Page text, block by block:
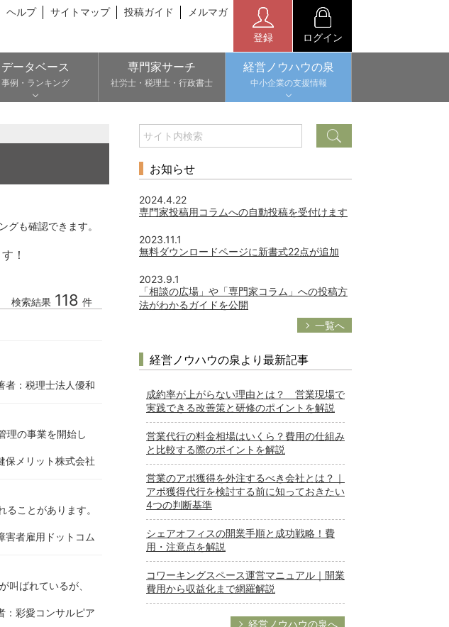
ヘルプ サイトマップ 投稿ガイド メルマガ
登録 ログイン
データベース
事例・ランキング
専門家サーチ
社労士・税理士・行政書士
経営ノウハウの泉
中小企業の支援情報
も確認できます。
！
検索結果 118 件
者：税理士法人優和
理の事業を開始し
保メリット株式会社
ことがあります。
害者雇用ドットコム
叫ばれているが、
：彩愛コンサルピア
お知らせ
2024.4.22
専門家投稿用コラムへの自動投稿を受付けます
2023.11.1
無料ダウンロードページに新書式22点が追加
2023.9.1
「相談の広場」や「専門家コラム」への投稿方
法がわかるガイドを公開
一覧へ
経営ノウハウの泉より最新記事
成約率が上がらない理由とは？ 営業現場で
実践できる改善策と研修のポイントを解説
営業代行の料金相場はいくら？費用の仕組み
と比較する際のポイントを解説
営業のアポ獲得を外注するべき会社とは？｜
アポ獲得代行を検討する前に知っておきたい
4つの判断基準
シェアオフィスの開業手順と成功戦略！費
用・注意点を解説
コワーキングスペース運営マニュアル｜開業
費用から収益化まで網羅解説
経営ノウハウの泉へ